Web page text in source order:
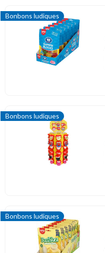
Bonbons ludiques
Bonbons ludiques
Bonbons ludiques